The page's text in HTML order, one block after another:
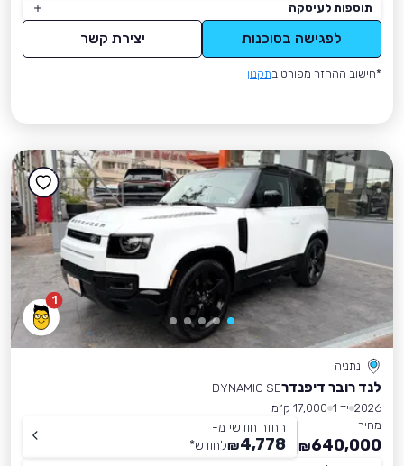
תוספות לעיסקה
לפגישה בסוכנות יצירת קשר
*חישוב ההחזר מפורט בתקנון
1
נתניה
לנד רובר דיפנדרDYNAMIC SE
2026 יד 1
17,000 ק״מ
מחיר
640,000
₪
החזר חודשי מ-
4,778
₪לחודש*